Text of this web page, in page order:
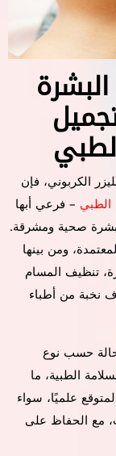
الكربوني، فإن
الطبي – فرعي أبها
صحية ومشرقة.
ومن بينها
تنظيف المسام
نخبة من أطباء
حسب نوع
الطبية، ما
علميًا، سواء
مع الحفاظ على